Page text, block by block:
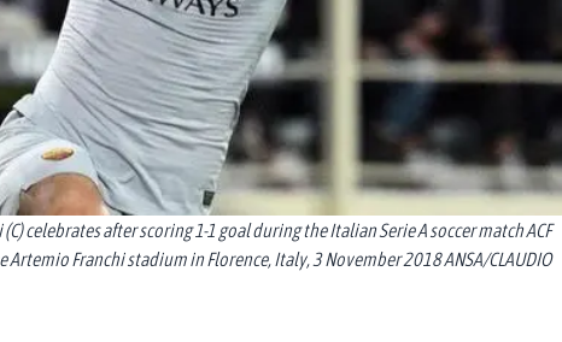
celebrates after scoring 1-1 goal during the Italian Serie A soccer match ACF
Artemio Franchi stadium in Florence, Italy, 3 November 2018 ANSA/CLAUDIO